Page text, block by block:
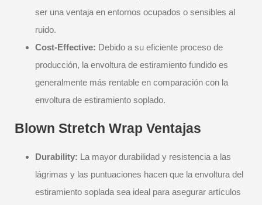
ser una ventaja en entornos ocupados o sensibles al
ruido.
Cost-Effective: Debido a su eficiente proceso de
producción, la envoltura de estiramiento fundido es
generalmente más rentable en comparación con la
envoltura de estiramiento soplado.
Blown Stretch Wrap Ventajas
Durability: La mayor durabilidad y resistencia a las
lágrimas y las puntuaciones hacen que la envoltura del
estiramiento soplada sea ideal para asegurar artículos